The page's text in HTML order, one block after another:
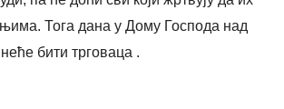
њима. Тога дана у Дому Господа над
бити трговаца .